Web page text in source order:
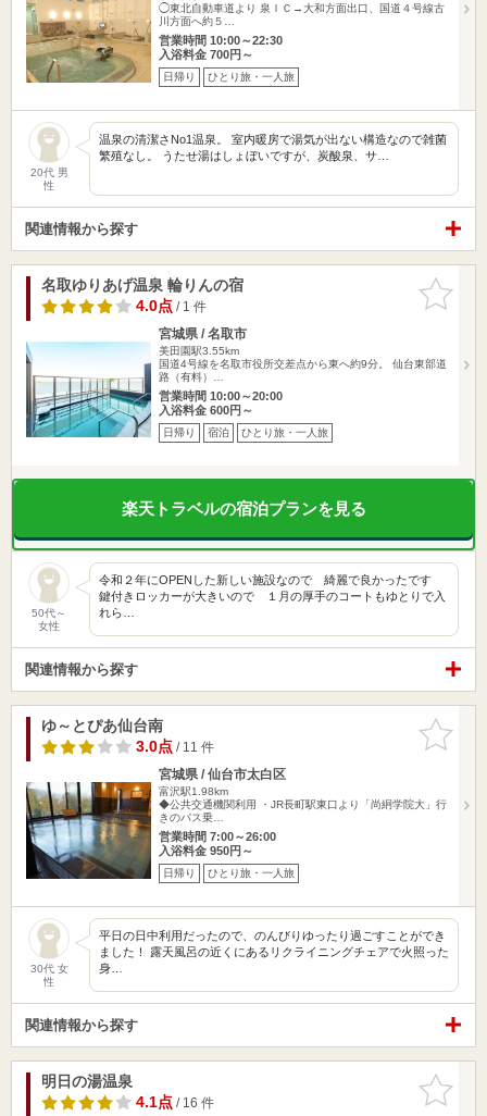
◯東北自動車道より 泉ＩＣ→大和方面出口、国道４号線古
川方面へ約５…
営業時間 10:00～22:30
入浴料金 700円～
日帰り ひとり旅・一人旅
20代 男
性
温泉の清潔さNo1温泉。 室内暖房で湯気が出ない構造なので雑菌
繁殖なし。 うたせ湯はしょぼいですが、炭酸泉、サ…
関連情報から探す
お気に入
りに追加
名取ゆりあげ温泉 輪りんの宿
4.0点/ 1 件
宮城県 / 名取市
美田園駅3.55km
国道4号線を名取市役所交差点から東へ約9分。 仙台東部道
路（有料）…
営業時間 10:00～20:00
入浴料金 600円～
日帰り 宿泊 ひとり旅・一人旅
楽天トラベルの宿泊プランを見る
50代～
女性
令和２年にOPENした新しい施設なので 綺麗で良かったです
鍵付きロッカーが大きいので １月の厚手のコートもゆとりで入
れら…
関連情報から探す
お気に入
りに追加
ゆ～とぴあ仙台南
3.0点/ 11 件
宮城県 / 仙台市太白区
富沢駅1.98km
◆公共交通機関利用 ・JR長町駅東口より「尚絅学院大」行
きのバス乗…
営業時間 7:00～26:00
入浴料金 950円～
日帰り ひとり旅・一人旅
30代 女
性
平日の日中利用だったので、のんびりゆったり過ごすことができ
ました！ 露天風呂の近くにあるリクライニングチェアで火照った
身…
関連情報から探す
お気に入
りに追加
明日の湯温泉
4.1点/ 16 件